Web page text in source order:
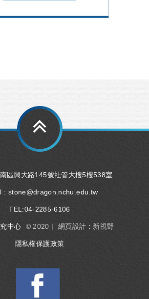
區興大路145號社管大樓5樓538室
: stone@dragon.nchu.edu.tw
TEL:04-2285-6106
中心 © 2020 | 網頁設計 : 新視野
隱私權保護政策